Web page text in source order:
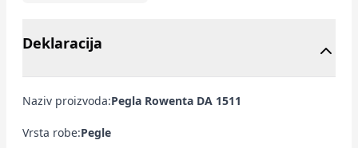
Deklaracija
Naziv proizvoda:Pegla Rowenta DA 1511
Vrsta robe:Pegle